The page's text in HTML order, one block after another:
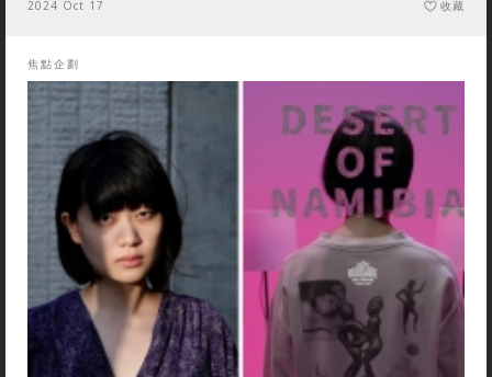
2024 Oct 17 收藏
焦點企劃